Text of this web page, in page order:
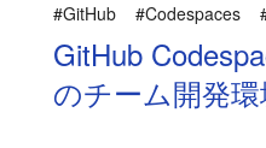
#GitHub
#Codespaces
GitHub
のチーム開発